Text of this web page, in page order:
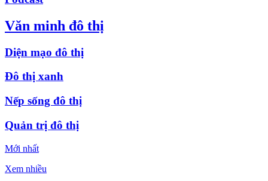
Văn minh đô thị
Diện mạo đô thị
Đô thị xanh
Nếp sống đô thị
Quản trị đô thị
Mới nhất
Xem nhiều